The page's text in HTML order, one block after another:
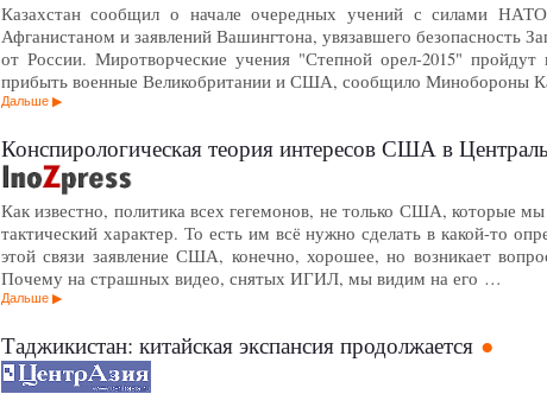
Казахстан сообщил о начале очередных учений с силами
Афганистаном и заявлений Вашингтона, увязавшего безопасность
от России. Миротворческие учения "Степной орел-2015"
прибыть военные Великобритании и США, сообщило Минобороны
Дальше
Конспирологическая теория интересов США в
Как известно, политика всех гегемонов, не только США, которые
тактический характер. То есть им всё нужно сделать в какой-то
этой связи заявление США, конечно, хорошее, но возникает
Почему на страшных видео, снятых ИГИЛ, мы видим на его …
Дальше
Таджикистан: китайская экспансия продолжается